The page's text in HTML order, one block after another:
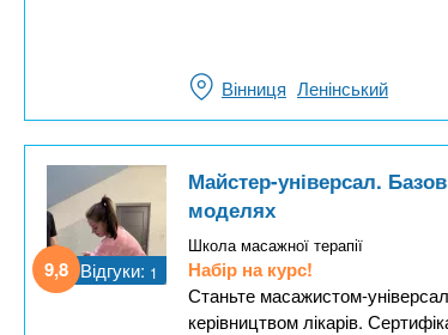
Вінниця Ленінський
9,8 Відгуки: 1
Майстер-універсал.
моделях
Школа масажної терапії
Набір на курс!
Станьте масажистом-
керівництвом лікарів.